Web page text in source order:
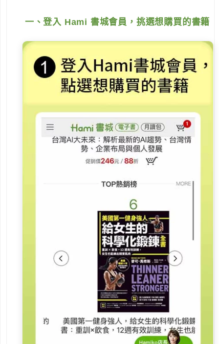
一、登入 Hami 書城會員，挑選想購買的書籍